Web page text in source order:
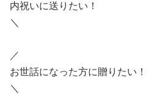
内祝いに送りたい！
＼
／
お世話になった方に贈りたい！
＼